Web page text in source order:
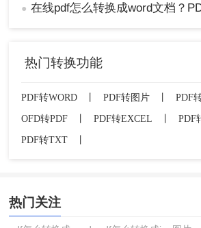
● 在线pdf怎么转换成word文档？PDF猫与转转大师2种在线工
热门转换功能
PDF转WORD PDF转图片 PDF
OFD转PDF
PDF转EXCEL PDF
PDF转TXT
热门关注